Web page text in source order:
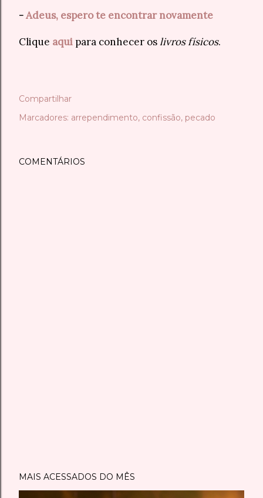
-Adeus, espero te encontrar novamente
Clique aqui para conhecer oslivros físicos.
Compartilhar
Marcadores: arrependimento confissão pecado
COMENTÁRIOS
MAIS ACESSADOS DO MÊS